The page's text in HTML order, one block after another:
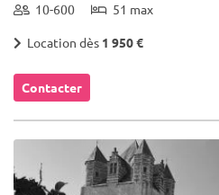
10-600 51 max
Location dès 1 950 €
Contacter